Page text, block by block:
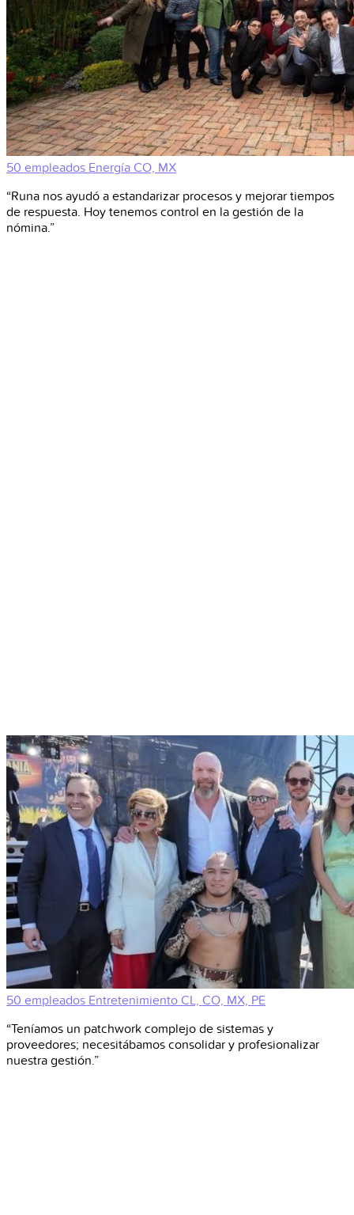
50 empleados Energía CO, MX
“Runa nos ayudó a estandarizar procesos y mejorar tiempos
de respuesta. Hoy tenemos control en la gestión de la
nómina.”
50 empleados Entretenimiento CL, CO, MX, PE
“Teníamos un patchwork complejo de sistemas y
proveedores; necesitábamos consolidar y profesionalizar
nuestra gestión.”